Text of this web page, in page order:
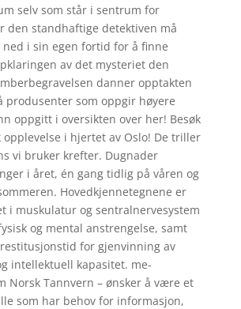
selv som står i sentrum for
den standhaftige detektiven må
ned i sin egen fortid for å finne
av det mysteriet den
danner opptakten
produsenter som oppgir høyere
oppgitt i oversikten over her! Besøk
opplevelse i hjertet av Oslo! De triller
vi bruker krefter. Dugnader
i året, én gang tidlig på våren og
Hovedkjennetegnene er
i muskulatur og sentralnervesystem
og mental anstrengelse, samt
for gjenvinning av
intellektuell kapasitet. me-
Norsk Tannvern – ønsker å være et
som har behov for informasjon,